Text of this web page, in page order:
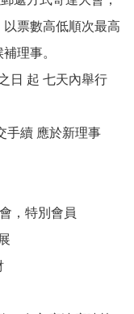
票數高低順次最高
理事。
日 起 七天內舉行
續 應於新理事
，特別會員